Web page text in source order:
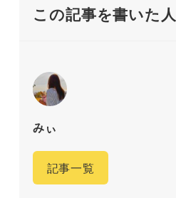
この記事を書いた人
みぃ
記事一覧